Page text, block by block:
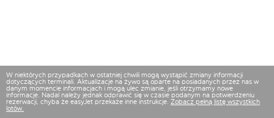
W niektórych przypadkach w ostatniej chwili mogą wystąpić zmiany informacji
dotyczących terminali. Aktualizacje na żywo są oparte na posiadanych przez nas w
danym momencie informacjach i mogą ulec zmianie, jeśli otrzymamy nowe
informacje. Nadal należy jednak odprawić się w czasie podanym na potwierdzeniu
rezerwacji, chyba że easyJet przekaże inne instrukcje. Zobacz pełną listę wszystkich
lotów.